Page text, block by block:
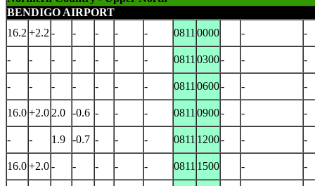
BENDIGO AIRPORT
16.2 +2.2 - - - - - 0811 0000 - -
- - - - - - - 0811 0300- - -
- - - - - - - 0811 0600- - -
16.0+2.0 2.0 -0.6 - - - 0811 0900- - -
- - 1.9 -0.7 - - - 0811 1200- - -
16.0+2.0- - - - - 0811 1500 - -